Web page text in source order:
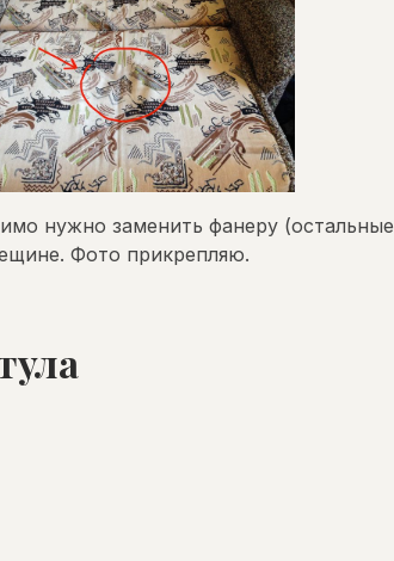
нужно заменить фанеру (остальные
Фото прикрепляю.